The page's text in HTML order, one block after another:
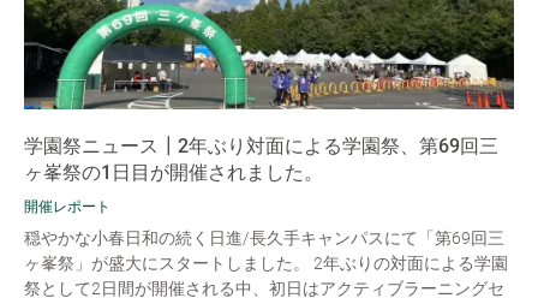
学園祭ニュース┃2年ぶり対面による学園祭、第69回三
ヶ峯祭の1日目が開催されました。
開催レポート
穏やかな小春日和の続く日進/長久手キャンパスにて「第69回三
ヶ峯祭」が盛大にスタートしました。 2年ぶりの対面による学園
祭として2日間が開催される中、初日はアクティブラーニングセ